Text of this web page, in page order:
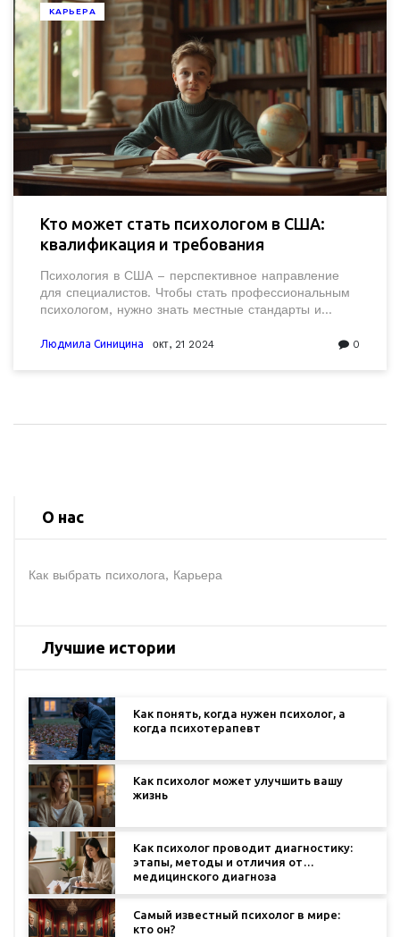
КАРЬЕРА
Кто может стать психологом в США:
квалификация и требования
Психология в США – перспективное направление
для специалистов. Чтобы стать профессиональным
психологом, нужно знать местные стандарты и
Читатели узнают, какие квалификации требуются,
Людмила Синицина окт, 21 2024 0
О нас
Как выбрать психолога, Карьера
Лучшие истории
Как понять, когда нужен психолог, а
когда психотерапевт
Как психолог может улучшить вашу
жизнь
Как психолог проводит диагностику:
этапы, методы и отличия от
медицинского диагноза
Самый известный психолог в мире:
кто он?